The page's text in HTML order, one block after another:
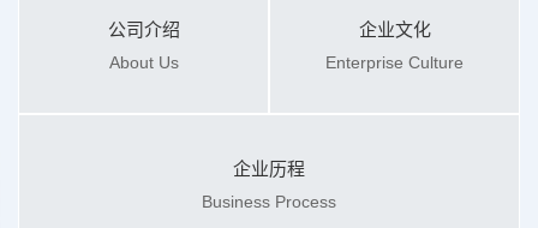
公司介绍
About Us
企业文化
Enterprise Culture
企业历程
Business Process